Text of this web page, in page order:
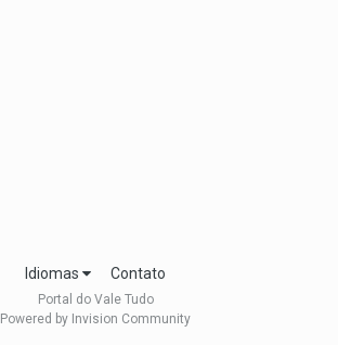
Idiomas Contato
Portal do Vale Tudo
Powered by Invision Community